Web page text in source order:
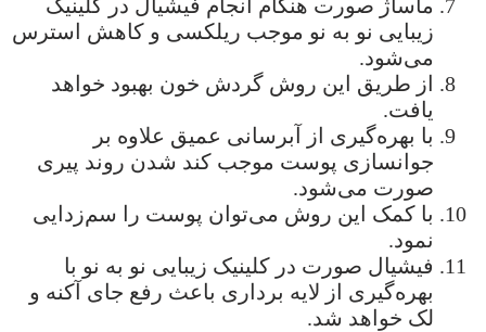
ماساژ صورت هنگام انجام فیشیال در کلینیک
زیبایی نو به نو موجب ریلکسی و کاهش استرس
می‌شود.
از طریق این روش گردش خون بهبود خواهد
یافت.
با بهره‌گیری از آبرسانی عمیق علاوه بر
جوانسازی پوست موجب کند شدن روند پیری
صورت می‌شود.
با کمک این روش می‌توان پوست را سم‌زدایی
نمود.
فیشیال صورت در کلینیک زیبایی نو به نو با
بهره‌گیری از لایه برداری باعث رفع جای آکنه و
لک خواهد شد.